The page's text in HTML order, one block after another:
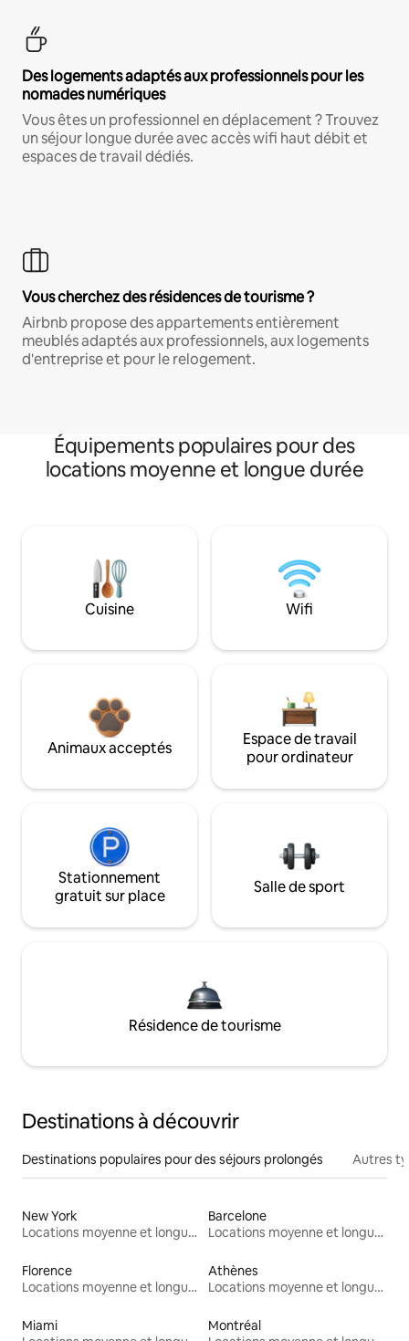
Des logements adaptés aux professionnels pour les
nomades numériques
Vous êtes un professionnel en déplacement ? Trouvez
un séjour longue durée avec accès wifi haut débit et
espaces de travail dédiés.
Vous cherchez des résidences de tourisme ?
Airbnb propose des appartements entièrement
meublés adaptés aux professionnels, aux logements
d'entreprise et pour le relogement.
Équipements populaires pour des
locations moyenne et longue durée
Cuisine Wifi
Animaux acceptés
Espace de travail
pour ordinateur
Stationnement
gratuit sur place
Salle de sport
Résidence de tourisme
Destinations à découvrir
Destinations populaires pour des séjours prolongés Autres
New York
Locations moyenne et longue durée
Barcelone
Locations moyenne et longue durée
Florence
Locations moyenne et longue durée
Athènes
Locations moyenne et longue durée
Miami
Montréal